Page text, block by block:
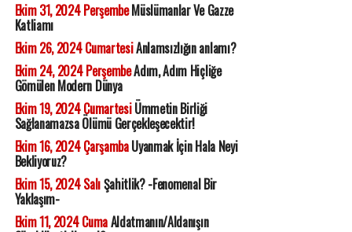
Ekim 31, 2024 PerşembeMüslümanlar Ve Gazze
Katliamı
Ekim 26, 2024 CumartesiAnlamsızlığın anlamı?
Ekim 24, 2024 PerşembeAdım, Adım Hiçliğe
Gömülen Modern Dünya
Ekim 19, 2024 CumartesiÜmmetin Birliği
Sağlanamazsa Ölümü Gerçekleşecektir!
Ekim 16, 2024 ÇarşambaUyanmak İçin Hala Neyi
Bekliyoruz?
Ekim 15, 2024 SalıŞahitlik? -Fenomenal Bir
Yaklaşım-
Ekim 11, 2024 CumaAldatmanın/Aldanışın